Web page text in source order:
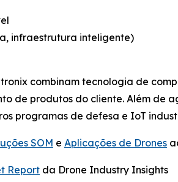
infraestrutura inteligente)
combinam tecnologia de
de produtos do cliente. Além de
programas de defesa e IoT
SOM e Aplicações de Drones
Report da Drone Industry Insights